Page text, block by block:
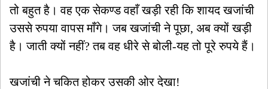
तो बहुत है। वह एक सेकण्ड वहाँ खड़ी रही कि शायद खजांची
उससे रुपया वापस माँगे। जब खजांची ने पूछा, अब क्यों खड़ी
है। जाती क्यों नहीं? तब वह धीरे से बोली-यह तो पूरे रुपये हैं।
खजांची ने चकित होकर उसकी ओर देखा!